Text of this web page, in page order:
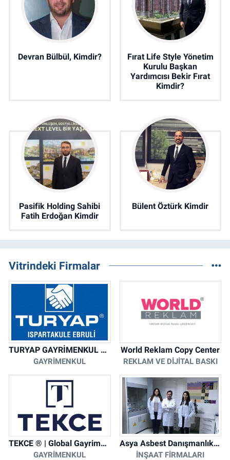
Devran Bülbül, Kimdir?
Fırat Life Style Yönetim
Kurulu Başkan
Yardımcısı Bekir Fırat
Kimdir?
Pasifik Holding Sahibi
Fatih Erdoğan Kimdir
Bülent Öztürk Kimdir
Vitrindeki Firmalar
TURYAP GAYRİMENKUL DANIŞMANLIK HİZMETLERİ
GAYRIMENKUL
World Reklam Copy Center
REKLAM VE DIJITAL BASKI
TEKCE ® | Global Gayrimenkul Şirketi
GAYRIMENKUL
Asya Asbest Danışmanlık - Asbest Söküm ve Asbest Raporu
İNŞAAT FIRMALARI